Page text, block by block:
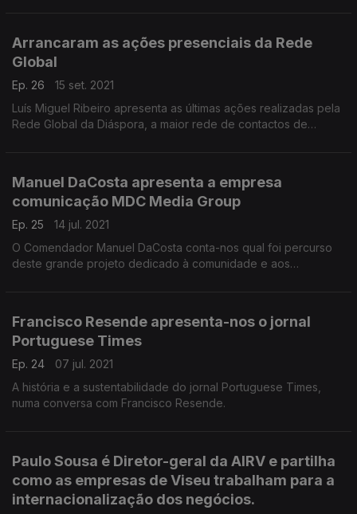
Arrancaram as ações presenciais da Rede
Global
Ep. 26
15 set. 2021
Luís Miguel Ribeiro apresenta as últimas ações realizadas pela
Rede Global da Diáspora, a maior rede de contactos de
Manuel DaCosta apresenta a empresa
comunicação MDC Media Group
Ep. 25
14 jul. 2021
O Comendador Manuel DaCosta conta-nos qual foi percurso
deste grande projeto dedicado à comunidade e aos
Francisco Resende apresenta-nos o jornal
Portuguese Times
Ep. 24
07 jul. 2021
A história e a sustentabilidade do jornal Portuguese Times,
numa conversa com Francisco Resende.
Paulo Sousa é Diretor-geral da AIRV e partilha
como as empresas de Viseu trabalham para a
internacionalização dos negócios.